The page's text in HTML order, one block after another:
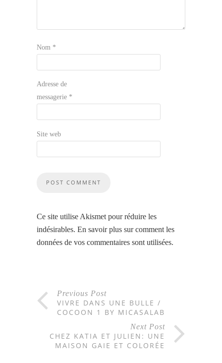
Nom *
Adresse de
messagerie *
Site web
Ce site utilise Akismet pour réduire les
indésirables. En savoir plus sur comment les
données de vos commentaires sont utilisées.
Previous Post
VIVRE DANS UNE BULLE /
COCOON 1 BY MICASALAB
Next Post
CHEZ KATIA ET JULIEN: UNE
MAISON GAIE ET COLORÉE